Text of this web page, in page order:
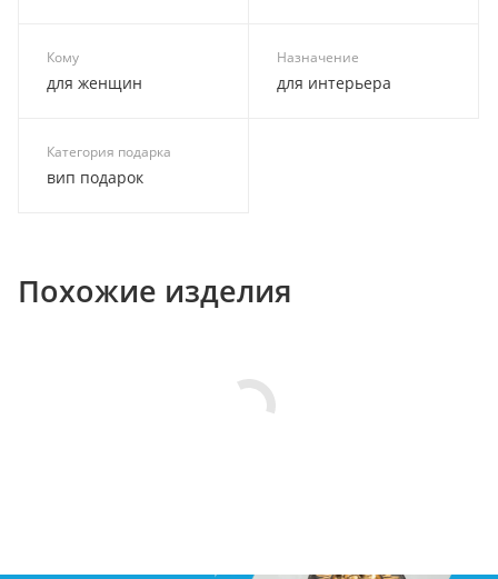
Кому
для женщин
Назначение
для интерьера
Категория подарка
вип подарок
Похожие изделия